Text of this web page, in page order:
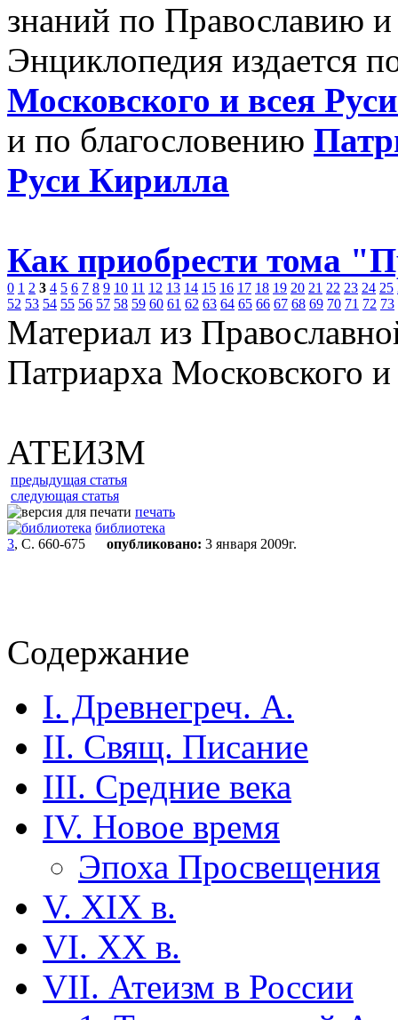
знаний по Православию
Энциклопедия издается
Московского и всея
и по благословению
Руси Кирилла
Как приобрести тома
0 1 2 3 4 5 6 7 8 9 10 11 12 13 14 15 16 17 18 19 20 21 22 23 24 25
52 53 54 55 56 57 58 59 60 61 62 63 64 65 66 67 68 69 70 71 72 73
Материал из
Патриарха Московского
АТЕИЗМ
предыдущая статья
следующая статья
печать
библиотека
3, С. 660-675 опубликовано: 3 января 2009г.
Содержание
I. Древнегреч. А.
II. Свящ. Писание
III. Средние века
IV. Новое время
Эпоха Просвещения
V. XIX в.
VI. XX в.
VII. Атеизм в России